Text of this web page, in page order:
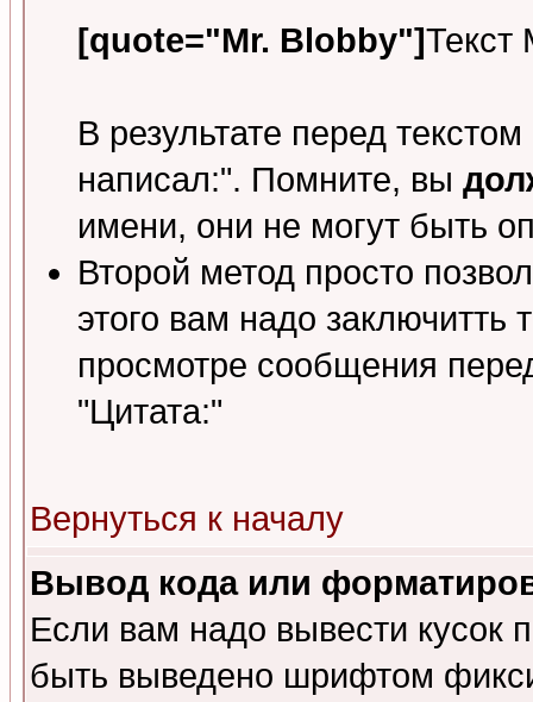
[quote="Mr. Blobby"]Текст
В результате перед
написал:". Помните, вы
имени, они не могут быть
Второй метод просто
этого вам надо заключитть
просмотре сообщения
"Цитата:"
Вернуться к началу
Вывод кода или
Если вам надо вывести кусок
быть выведено шрифтом